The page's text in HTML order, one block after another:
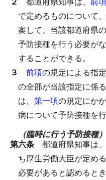
で定めるものについて
案して、当該都道府県
予防接種を行う必要が
することができる。
３ 前項の規定による指
の全部が当該指定に係
は、 第一項の規定にか
病について予防接種を
（臨時に行う予防接種）
第六条 都道府県知事は
ち厚生労働大臣が定め
必要があると認めると